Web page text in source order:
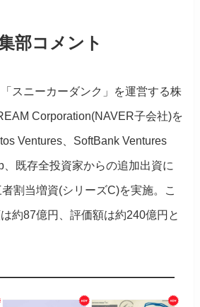
部コメント
スニーカーダンク」を運営する株
Corporation(NAVER子会社)を
Ventures、SoftBank Ventures
既存全投資家からの追加出資に
割当増資(シリーズC)を実施。こ
約87億円、評価額は約240億円と